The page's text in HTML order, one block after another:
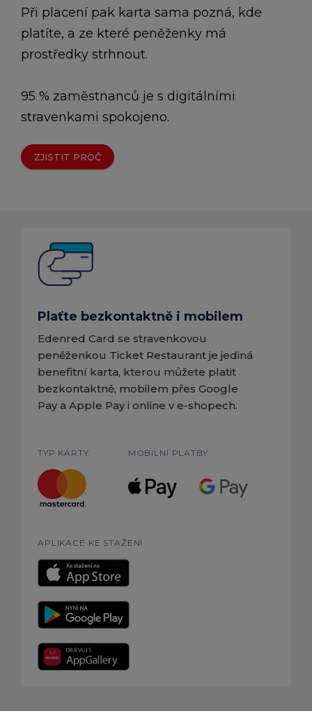
Při placení pak karta sama pozná, kde
platíte, a ze které peněženky má
prostředky strhnout.
95 % zaměstnanců je s digitálními
stravenkami spokojeno.
ZJISTIT PROČ
Plaťte bezkontaktně i mobilem
Edenred Card se stravenkovou
peněženkou Ticket Restaurant je jediná
benefitní karta, kterou můžete platit
bezkontaktně, mobilem přes Google
Pay a Apple Pay i online v e-shopech.
TYP KARTY MOBILNÍ PLATBY
APLIKACE KE STAŽENÍ